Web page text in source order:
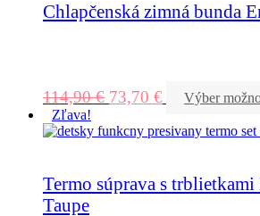
Chlapčenská zimná bunda
114,90€ 73,70 €
Výber
Zľava!
Termo súprava s
Taupe